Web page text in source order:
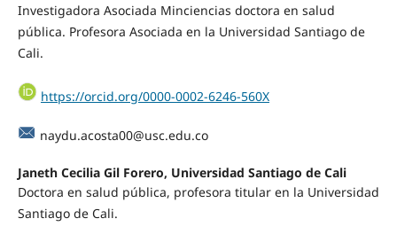
Investigadora Asociada Minciencias doctora en salud
pública. Profesora Asociada en la Universidad Santiago de
Cali.
https://orcid.org/0000-0002-6246-560X
naydu.acosta00@usc.edu.co
Janeth Cecilia Gil Forero, Universidad Santiago de Cali
Doctora en salud pública, profesora titular en la Universidad
Santiago de Cali.